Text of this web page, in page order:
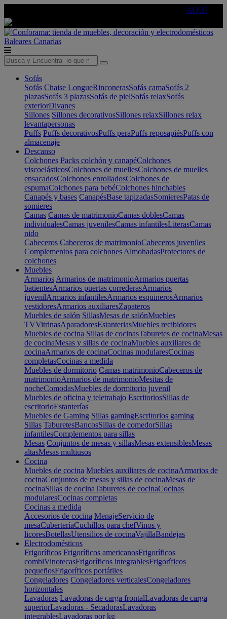
AQUÍ
Baleares Canarias
Sofás
Sofás Chaise LongueRinconerasSofás camaSofás 2
plazasSofás 3 plazasSofás de pielSofás relaxSofás
exteriorDivanes
Sillones Sillones decorativosSillones relaxSillones relax
levantapersonas
Puffs Puffs decorativosPuffs peraPuffs reposapiésPuffs con
almacenaje
Descanso
Colchones Packs colchón y canapéColchones
viscoelásticosColchones de muellesColchones de muelles
ensacadosColchones enrolladosColchones de
espumaColchones para bebéColchones hinchables
Canapés y bases CanapésBase tapizadasSomieresPatas de
somieres
Camas Camas de matrimonioCamas doblesCamas
individualesCamas juvenilesCamas infantilesLiterasCamas
nido
Cabeceros Cabeceros de matrimonioCabeceros juveniles
Complementos para colchones AlmohadasProtectores de
colchones
Muebles
Armarios Armarios de matrimonioArmarios puertas
batientesArmarios puertas correderasArmarios
juvenilArmarios infantilesArmarios esquinerosArmarios
vestidoresArmarios auxiliaresZapateros
Muebles de salón SillasMesas de salónMuebles
TVVitrinasAparadoresEstanteriasMuebles recibidores
Muebles de cocina Sillas de cocinasTaburetes de cocinaMesas
de cocinaMesas y sillas de cocinaMuebles auxiliares de
cocinaArmarios de cocinaCocinas modularesCocinas
completasCocinas a medida
Muebles de dormitorio Camas matrimonioCabeceros de
matrimonioArmarios de matrimonioMesitas de
nocheComodasMuebles de dormitorio juvenil
Muebles de oficina y teletrabajo EscritoriosSillas de
escritorioEstanterías
Muebles de Gaming Sillas gamingEscritorios gaming
Sillas TaburetesBancosSillas de comedorSillas
infantilesComplementos para sillas
Mesas Conjuntos de mesas y sillasMesas extensiblesMesas
altasMesas multiusos
Cocina
Muebles de cocina Muebles auxiliares de cocinaArmarios de
cocinaConjuntos de mesas y sillas de cocinaMesas de
cocinaSillas de cocinaTaburetes de cocinaCocinas
modularesCocinas completas
Cocinas a medida
Accesorios de cocina MenajeServicio de
mesaCuberteríaCuchillos para chefVinos y
licoresBotellasUtensilios de cocinaVajillaBandejas
Electrodomésticos
Frigoríficos Frigoríficos americanosFrigoríficos
combiVinotecasFrigoríficos integrablesFrigoríficos
pequeñosFrigoríficos portátiles
Congeladores Congeladores verticalesCongeladores
horizontales
Lavadoras Lavadoras de carga frontalLavadoras de carga
superiorLavadoras - SecadorasLavadoras
integrablesLavadoras por kg